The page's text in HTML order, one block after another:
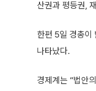
산권과 평등권,
한편 5일 경총이
나타났다.
경제계는 “법안